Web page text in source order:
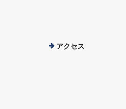
アクセス